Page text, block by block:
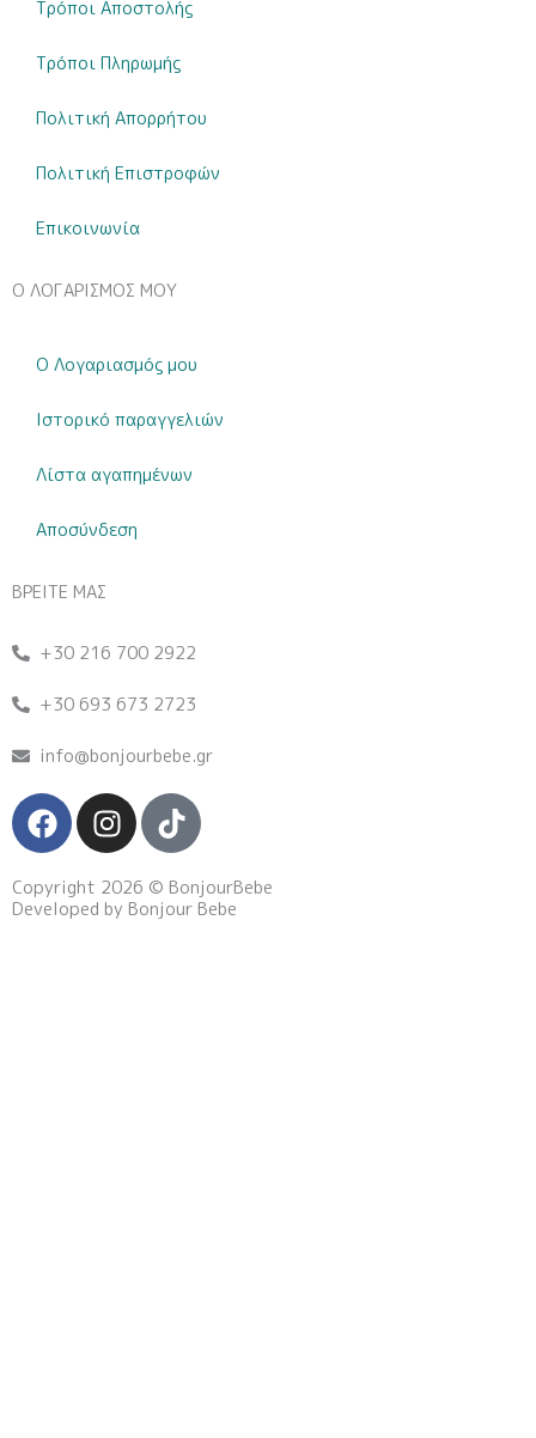
Τρόποι Αποστολής
Τρόποι Πληρωμής
Πολιτική Απορρήτου
Πολιτική Επιστροφών
Επικοινωνία
Ο ΛΟΓΑΡΙΣΜΟΣ ΜΟΥ
Ο Λογαριασμός μου
Ιστορικό παραγγελιών
Λίστα αγαπημένων
Αποσύνδεση
ΒΡΕΙΤΕ ΜΑΣ
+30 216 700 2922
+30 693 673 2723
info@bonjourbebe.gr
F
a
c
e
b
I
n
s
t
a
T
i
k
t
o
Copyright 2026 © BonjourBebe
Developed by Bonjour Bebe